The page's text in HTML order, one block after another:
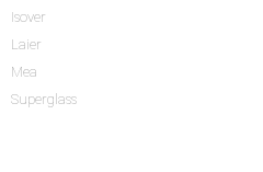
Isover
Laier
Mea
Superglass